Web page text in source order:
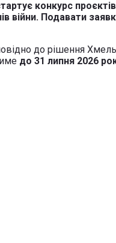
конкурс
війни. Подавати
до рішення
до 31 липня 2026